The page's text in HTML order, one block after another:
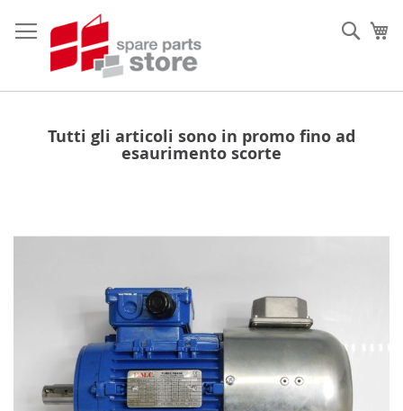
al
contenuto
Tutti gli articoli sono in promo fino ad
esaurimento scorte
fine